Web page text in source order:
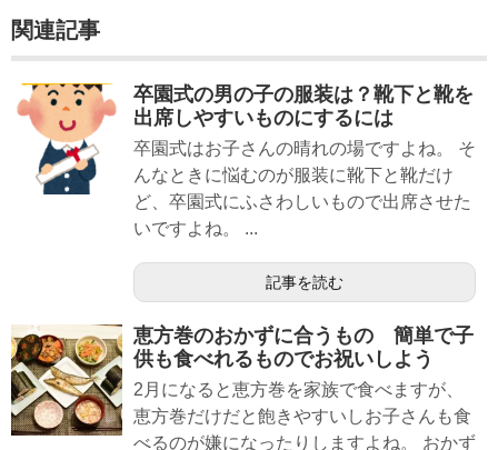
関連記事
卒園式の男の子の服装は？靴下と靴を
出席しやすいものにするには
卒園式はお子さんの晴れの場ですよね。 そ
んなときに悩むのが服装に靴下と靴だけ
ど、卒園式にふさわしいもので出席させた
いですよね。 ...
記事を読む
恵方巻のおかずに合うもの 簡単で子
供も食べれるものでお祝いしよう
2月になると恵方巻を家族で食べますが、
恵方巻だけだと飽きやすいしお子さんも食
べるのが嫌になったりしますよね。 おかず